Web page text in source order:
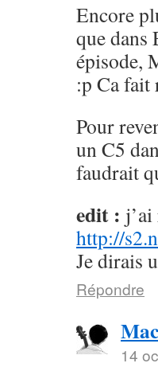
Encore
que dans
épisode,
:p Ca fait
Pour
un C5
faudrait
edit :
http://
Je dirais
Répondre
14